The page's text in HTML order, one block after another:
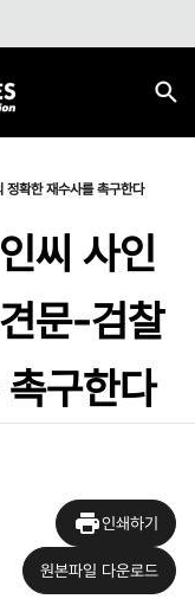
정확한 재수사를 촉구한다
씨 사인
문-검찰
구한다
인쇄하기
원본파일 다운로드